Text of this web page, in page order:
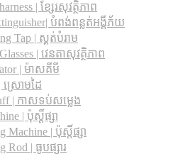
| ខ្សែរសុវត្ថិភាព
បំពង់ពន្លត់អង្គីភ័យ
Tap | ស្គត់បំរាម
| វេនតាសុវត្ថិភាព
| ម៉ាសគីមី
ស្រោមដៃ
| កាសទប់សម្លេង
| ប៉ុស្តិ៍ផ្សា
Machine | ប៉ុស្តិ៍ផ្សា
Rod | ធូបផ្សារ